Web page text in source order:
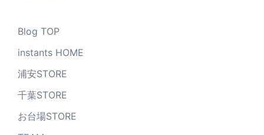
Blog TOP
instants HOME
浦安STORE
千葉STORE
お台場STORE